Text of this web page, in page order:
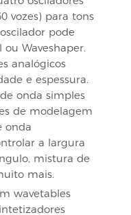
vozes) para tons
pode
Waveshaper.
analógicos
e espessura.
onda simples
de modelagem
onda
a largura
mistura de
mais.
wavetables